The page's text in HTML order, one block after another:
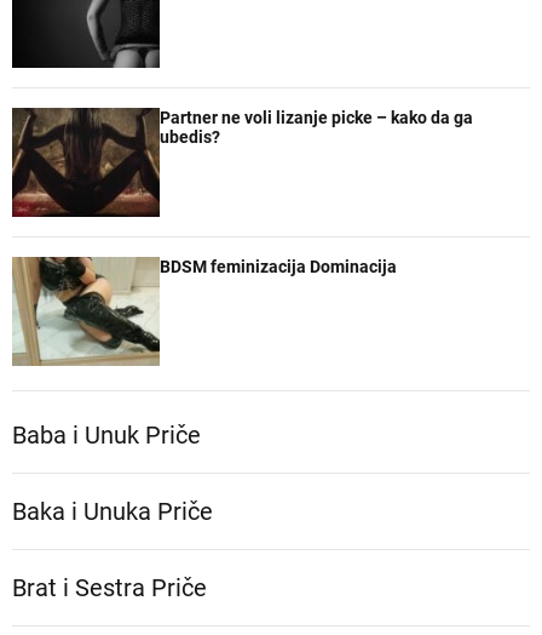
Partner ne voli lizanje picke – kako da ga
ubedis?
BDSM feminizacija Dominacija
Baba i Unuk Priče
Baka i Unuka Pričе
Brat i Sestra Priče